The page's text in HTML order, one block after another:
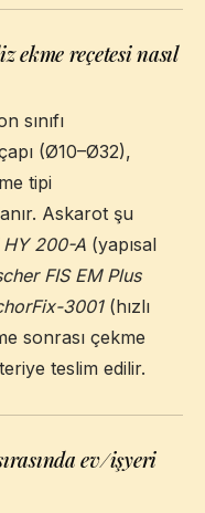
ekme reçetesi nasıl
sınıfı
(Ø10–Ø32),
tipi
Askarot şu
200-A (yapısal
FIS EM Plus
3001(hızlı
sonrası çekme
teslim edilir.
ev/işyeri